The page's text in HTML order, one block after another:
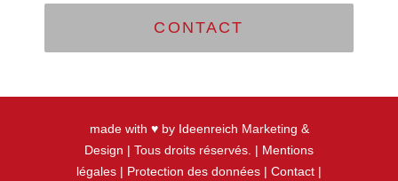
CONTACT
made with ♥ by Ideenreich Marketing &
Design | Tous droits réservés. | Mentions
légales | Protection des données | Contact |